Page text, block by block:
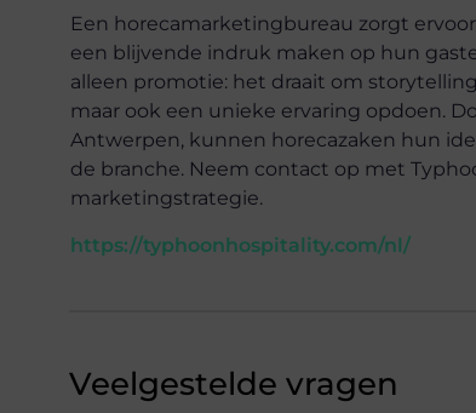
Een horecamarketingbureau zorgt
een blijvende indruk maken op hun
alleen promotie: het draait om
maar ook een unieke ervaring opdoen.
Antwerpen, kunnen horecazaken hun
de branche. Neem contact op met
marketingstrategie.
https://typhoonhospitality.com/nl/
Veelgestelde vragen